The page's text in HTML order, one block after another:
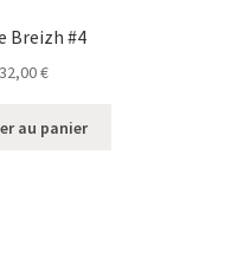
Breizh #4
32,00€
au panier